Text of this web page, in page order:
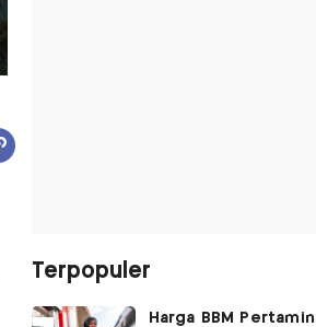
Terpopuler
Harga BBM